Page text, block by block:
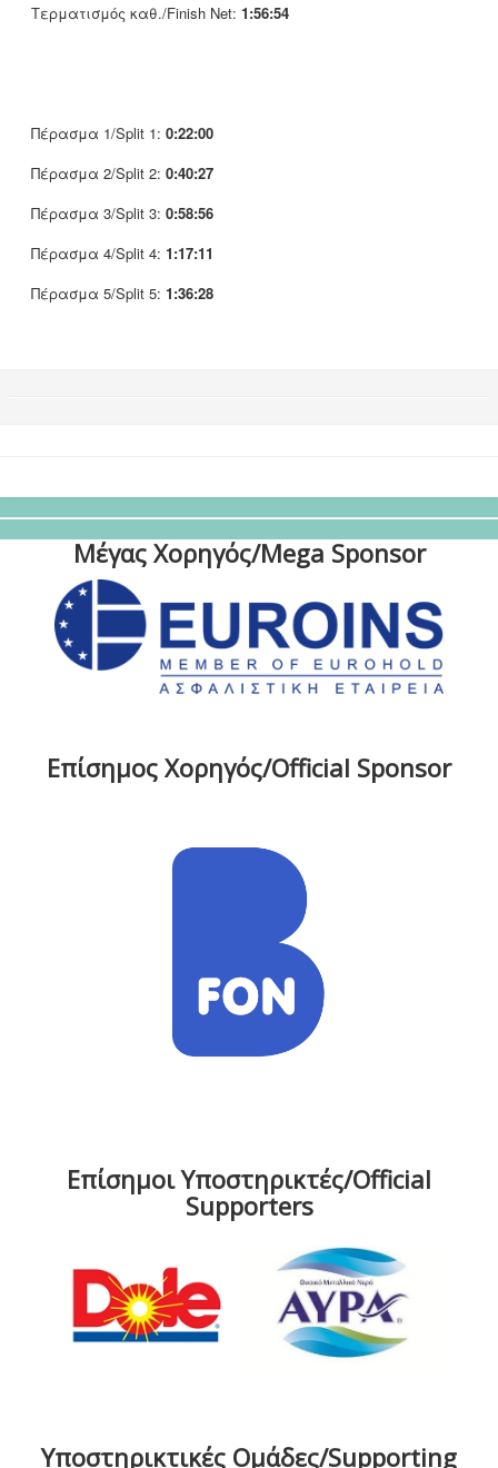
Τερματισμός καθ./Finish Net: 1:56:54
Πέρασμα 1/Split 1: 0:22:00
Πέρασμα 2/Split 2: 0:40:27
Πέρασμα 3/Split 3: 0:58:56
Πέρασμα 4/Split 4: 1:17:11
Πέρασμα 5/Split 5: 1:36:28
Μέγας Χορηγός/Mega Sponsor
Επίσημος Χορηγός/Official Sponsor
Επίσημοι Υποστηρικτές/Official
Supporters
Υποστηρικτικές Ομάδες/Supporting